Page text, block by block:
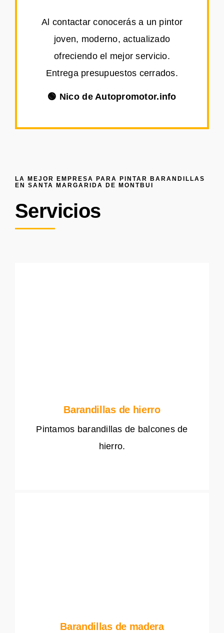
Al contactar conocerás a un pintor
joven, moderno, actualizado
ofreciendo el mejor servicio.
Entrega presupuestos cerrados.
🟢 Nico de Autopromotor.info
LA MEJOR EMPRESA PARA PINTAR BARANDILLAS
EN SANTA MARGARIDA DE MONTBUI
Servicios
Barandillas de hierro
Pintamos barandillas de balcones de
hierro.
Barandillas de madera